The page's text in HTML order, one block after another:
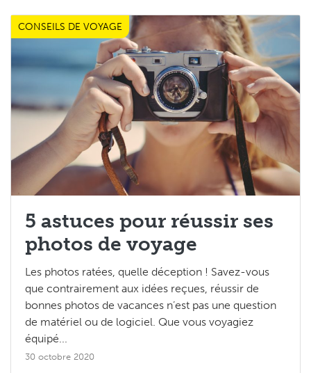
CONSEILS DE VOYAGE
Les Tops 5
5 astuces pour réussir ses
photos de voyage
Les photos ratées, quelle déception ! Savez-vous
que contrairement aux idées reçues, réussir de
bonnes photos de vacances n’est pas une question
de matériel ou de logiciel. Que vous voyagiez
équipé...
30 octobre 2020